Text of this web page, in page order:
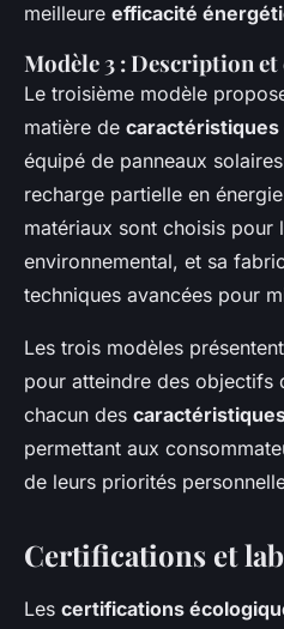
meilleure efficacité
Modèle 3 : Description
Le troisième modèle
matière de
équipé de panneaux
recharge partielle en
matériaux sont choisis pour
environnemental, et sa
techniques avancées pour
Les trois modèles
pour atteindre des objectifs
chacun des
permettant aux
de leurs priorités
Certifications et
Les certifications